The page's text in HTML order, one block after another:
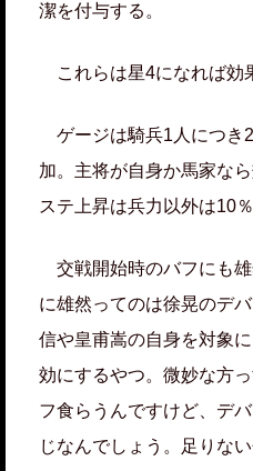
潔を付与する。
これらは星4になれば効
ゲージは騎兵1人につき
加。主将が自身か馬家な
ステ上昇は兵力以外は10
交戦開始時のバフにも
に雄然ってのは徐晃のデ
信や皇甫嵩の自身を対象
効にするやつ。微妙な方
フ食らうんですけど、デ
じなんでしょう。足りな